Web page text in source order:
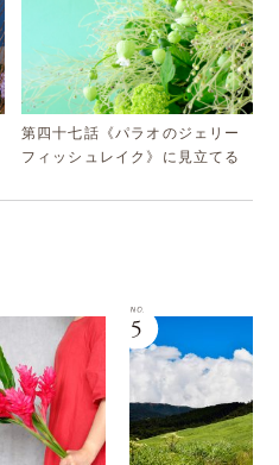
第四十七話《パラオのジェリー
フィッシュレイク》に見立てる